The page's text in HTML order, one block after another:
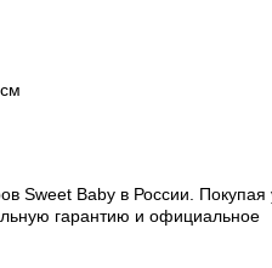
Sweet Baby в России.
Покупая
гарантию и официальное